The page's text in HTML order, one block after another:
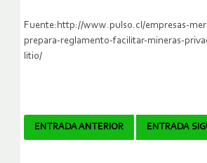
Fuente:http://www.pulso.cl/empresas-
prepara-reglamento-facilitar-mineras-
litio/
Navegador
ENTRADA ANTERIOR ENTRADA